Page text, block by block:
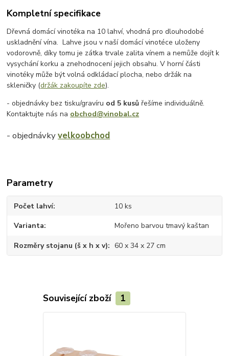
Kompletní specifikace
Dřevná domácí vinotéka na 10 lahví, vhodná pro dlouhodobé
uskladnění vína. Lahve jsou v naší domácí vinotéce uloženy
vodorovně, díky tomu je zátka trvale zalita vínem a nemůže dojít k
vysychání korku a znehodnocení jejich obsahu. V horní části
vinotéky může být volná odkládací plocha, nebo držák na
skleničky (držák zakoupíte zde).
- objednávky bez tisku/gravíru od 5 kusů řešíme individuálně.
Kontaktujte nás na obchod@vinobal.cz
- objednávkyvelkoobchod
Parametry
Počet lahví 10 ks
Varianta Mořeno barvou tmavý kaštan
Rozměry stojanu (š x h x v) 60 x 34 x 27 cm
Související zboží 1